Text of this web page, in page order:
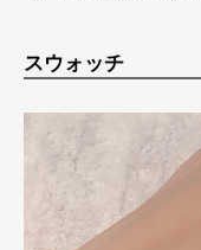
スウォッチ